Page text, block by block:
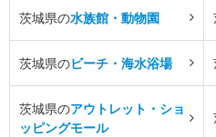
茨城県の水族館・動物園
茨城県のビーチ・海水浴場
茨城県のアウトレット・ショ
ッピングモール